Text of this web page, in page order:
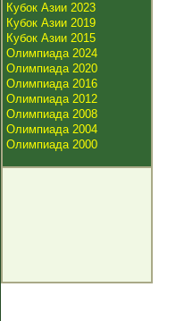
Кубок Азии 2023
Кубок Азии 2019
Кубок Азии 2015
Олимпиада 2024
Олимпиада 2020
Олимпиада 2016
Олимпиада 2012
Олимпиада 2008
Олимпиада 2004
Олимпиада 2000